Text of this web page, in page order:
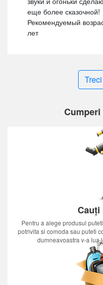
еще более сказочной!
Рекомендуемый
лет
Cauți
Pentru a alege produsul
potrivita si comoda sau puteti
dumneavoastra v-a lua